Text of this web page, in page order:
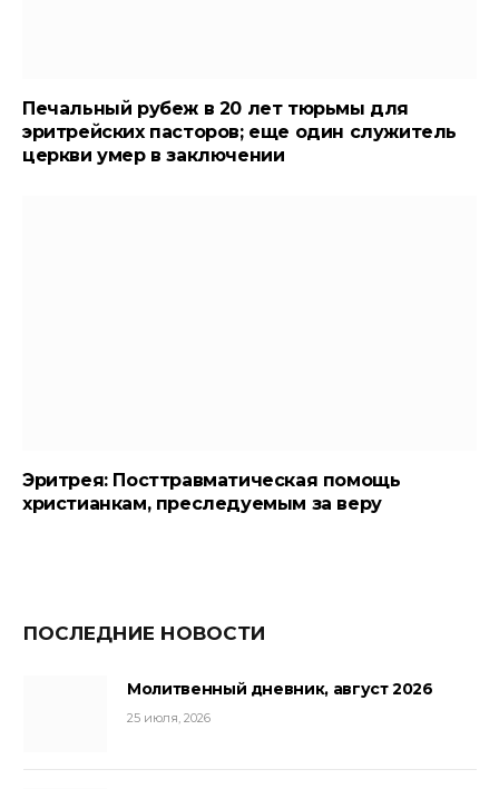
Печальный рубеж в 20 лет тюрьмы для
эритрейских пасторов; еще один служитель
церкви умер в заключении
Эритрея: Посттравматическая помощь
христианкам, преследуемым за веру
ПОСЛЕДНИЕ НОВОСТИ
Молитвенный дневник, август 2026
25 июля, 2026